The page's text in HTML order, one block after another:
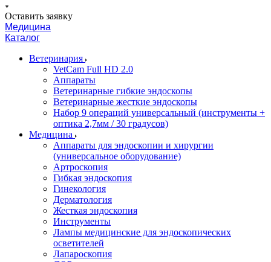
Оставить заявку
Медицина
Каталог
Ветеринария
VetCam Full HD 2.0
Аппараты
Ветеринарные гибкие эндоскопы
Ветеринарные жесткие эндоскопы
Набор 9 операций универсальный (инструменты +
оптика 2,7мм / 30 градусов)
Медицина
Аппараты для эндоскопии и хирургии
(универсальное оборудование)
Артроскопия
Гибкая эндоскопия
Гинекология
Дерматология
Жесткая эндоскопия
Инструменты
Лампы медицинские для эндоскопических
осветителей
Лапароскопия